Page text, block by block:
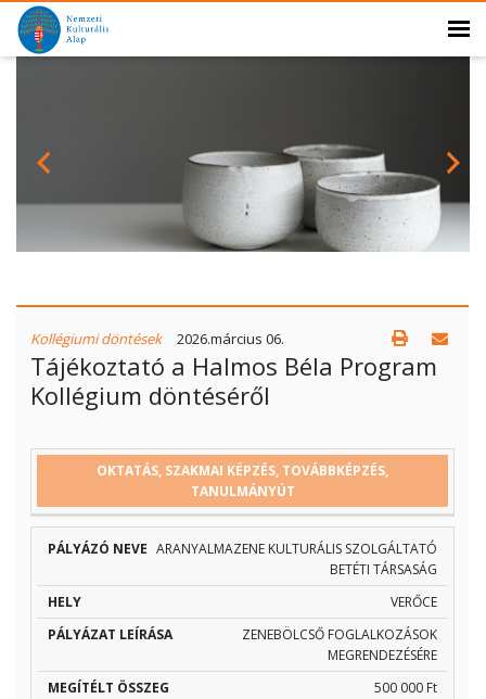
Kollégiumi döntések 2026.március 06.
Tájékoztató a Halmos Béla Program
Kollégium döntéséről
PÁLYÁZÓ
HELY
PÁLYÁZAT
LEÍRÁSA
MEGÍTÉLT
OKTATÁS, SZAKMAI KÉPZÉS, TOVÁBBKÉPZÉS,
TANULMÁNYÚT
ARANYALMAZENE KULTURÁLIS SZOLGÁLTATÓ
BETÉTI TÁRSASÁG
VERŐCE
ZENEBÖLCSŐ FOGLALKOZÁSOK
MEGRENDEZÉSÉRE
500 000 Ft